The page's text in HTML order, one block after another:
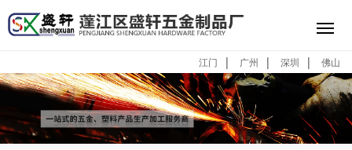
江门 | 广州 | 深圳 | 佛山